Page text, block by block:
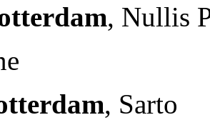
, Nullis
, Sarto